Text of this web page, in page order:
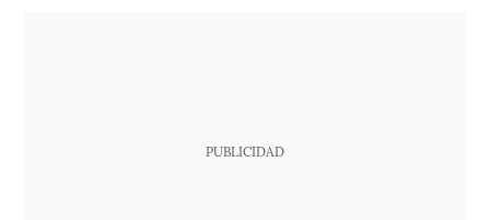
PUBLICIDAD